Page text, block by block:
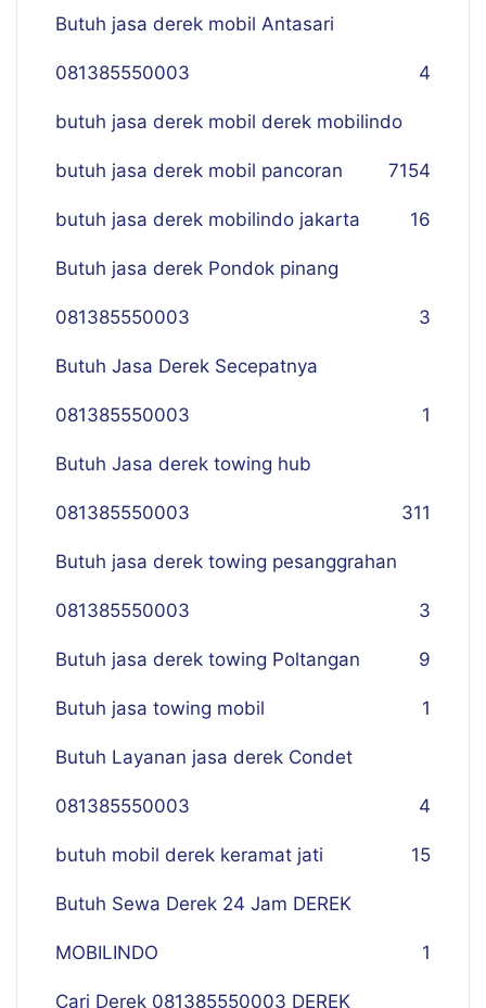
Butuh jasa derek mobil Antasari
081385550003 4
butuh jasa derek mobil derek mobilindo
154
butuh jasa derek mobil pancoran 7
butuh jasa derek mobilindo jakarta 16
Butuh jasa derek Pondok pinang
081385550003 3
Butuh Jasa Derek Secepatnya
081385550003 1
Butuh Jasa derek towing hub
081385550003 311
Butuh jasa derek towing pesanggrahan
081385550003 3
Butuh jasa derek towing Poltangan 9
Butuh jasa towing mobil 1
Butuh Layanan jasa derek Condet
081385550003 4
butuh mobil derek keramat jati 15
Butuh Sewa Derek 24 Jam DEREK
MOBILINDO 1
Cari Derek 081385550003 DEREK